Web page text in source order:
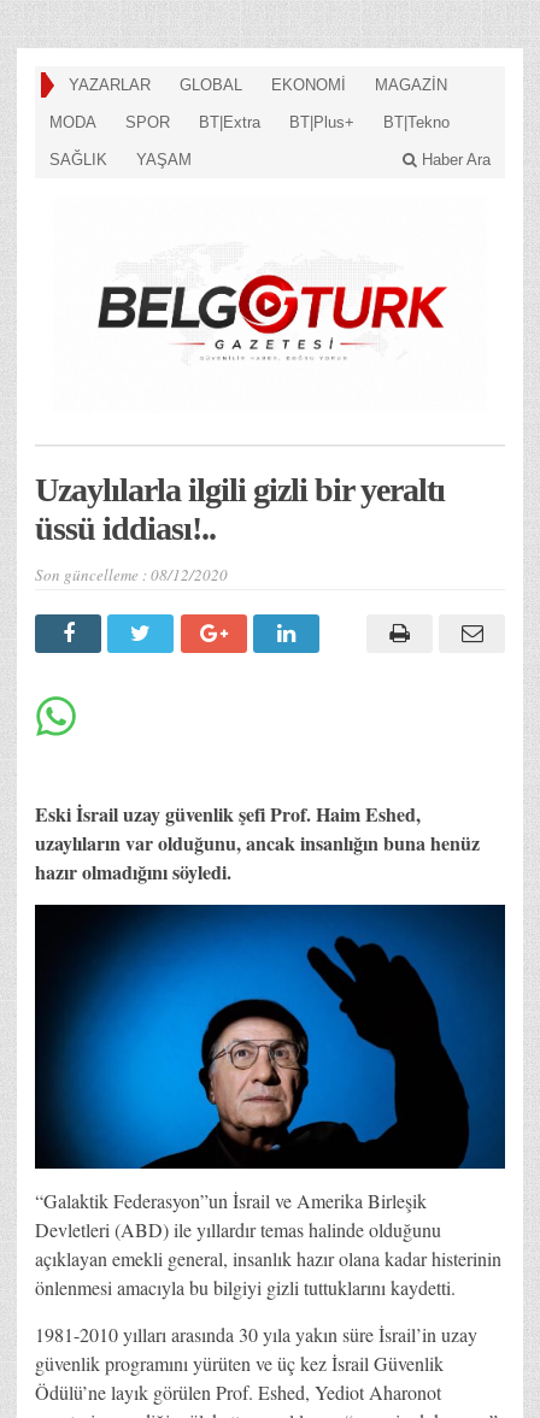
YAZARLAR GLOBAL EKONOMİ MAGAZİN
MODA SPOR BT|Extra BT|Plus+ BT|Tekno
SAĞLIK YAŞAM Haber Ara
Uzaylılarla ilgili gizli bir yeraltı
üssü iddiası!..
Son güncelleme :08/12/2020
Eski İsrail uzay güvenlik şefi Prof. Haim Eshed,
uzaylıların var olduğunu, ancak insanlığın buna henüz
hazır olmadığını söyledi.
“Galaktik Federasyon”un İsrail ve Amerika Birleşik
Devletleri (ABD) ile yıllardır temas halinde olduğunu
açıklayan emekli general, insanlık hazır olana kadar histerinin
önlenmesi amacıyla bu bilgiyi gizli tuttuklarını kaydetti.
1981-2010 yılları arasında 30 yıla yakın süre İsrail’in uzay
güvenlik programını yürüten ve üç kez İsrail Güvenlik
Ödülü’ne layık görülen Prof. Eshed, Yediot Aharonot